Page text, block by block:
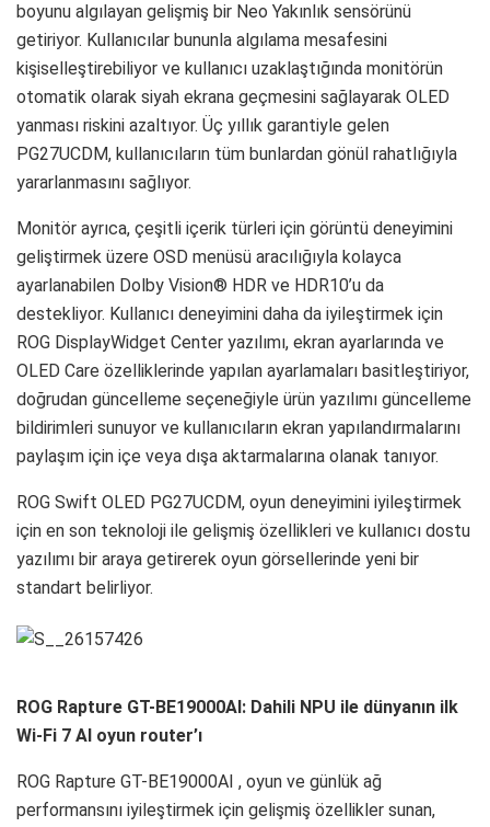
boyunu algılayan gelişmiş bir Neo Yakınlık sensörünü
getiriyor. Kullanıcılar bununla algılama mesafesini
kişiselleştirebiliyor ve kullanıcı uzaklaştığında monitörün
otomatik olarak siyah ekrana geçmesini sağlayarak OLED
yanması riskini azaltıyor. Üç yıllık garantiyle gelen
PG27UCDM, kullanıcıların tüm bunlardan gönül rahatlığıyla
yararlanmasını sağlıyor.
Monitör ayrıca, çeşitli içerik türleri için görüntü deneyimini
geliştirmek üzere OSD menüsü aracılığıyla kolayca
ayarlanabilen Dolby Vision® HDR ve HDR10’u da
destekliyor. Kullanıcı deneyimini daha da iyileştirmek için
ROG DisplayWidget Center yazılımı, ekran ayarlarında ve
OLED Care özelliklerinde yapılan ayarlamaları basitleştiriyor,
doğrudan güncelleme seçeneğiyle ürün yazılımı güncelleme
bildirimleri sunuyor ve kullanıcıların ekran yapılandırmalarını
paylaşım için içe veya dışa aktarmalarına olanak tanıyor.
ROG Swift OLED PG27UCDM, oyun deneyimini iyileştirmek
için en son teknoloji ile gelişmiş özellikleri ve kullanıcı dostu
yazılımı bir araya getirerek oyun görsellerinde yeni bir
standart belirliyor.
ROG Rapture GT-BE19000AI: Dahili NPU ile dünyanın i̇lk
Wi-Fi 7 AI oyun router’ı
ROG Rapture GT-BE19000AI , oyun ve günlük ağ
performansını iyileştirmek için gelişmiş özellikler sunan,